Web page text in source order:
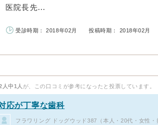
医院長先...
受診時期： 2018年02月 投稿時期： 2018年02月
人中1人 が、この口コミが参考になったと投票しています。
応が丁寧な歯科
フラワリング ドッグウッド387（本人・20代・女性・